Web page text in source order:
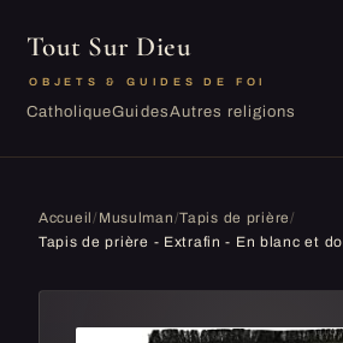
Tout Sur Dieu
OBJETS & GUIDES DE FOI
CatholiqueGuidesAutres religions
Accueil/ Musulman/Tapis de prière/